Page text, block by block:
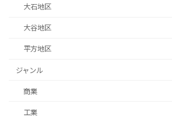
大石地区
大谷地区
平方地区
ジャンル
商業
工業